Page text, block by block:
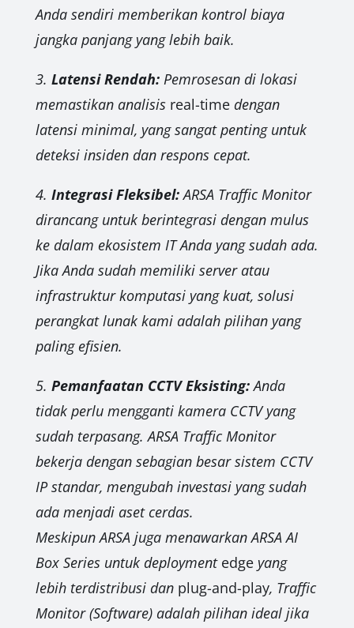
Anda sendiri memberikan kontrol biaya
jangka panjang yang lebih baik.
3. Latensi Rendah:Pemrosesan di lokasi
memastikan analisis real-timedengan
latensi minimal, yang sangat penting untuk
deteksi insiden dan respons cepat.
4. Integrasi Fleksibel:ARSA Traffic Monitor
dirancang untuk berintegrasi dengan mulus
ke dalam ekosistem IT Anda yang sudah ada.
Jika Anda sudah memiliki server atau
infrastruktur komputasi yang kuat, solusi
perangkat lunak kami adalah pilihan yang
paling efisien.
5. Pemanfaatan CCTV Eksisting:Anda
tidak perlu mengganti kamera CCTV yang
sudah terpasang. ARSA Traffic Monitor
bekerja dengan sebagian besar sistem CCTV
IP standar, mengubah investasi yang sudah
ada menjadi aset cerdas.
Meskipun ARSA juga menawarkan ARSA AI
Box Series untuk deployment edgeyang
lebih terdistribusi dan plug-and-play, Traffic
Monitor (Software) adalah pilihan ideal jika